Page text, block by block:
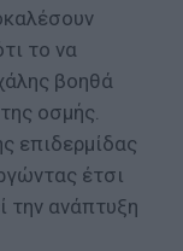
το να
βοηθά
οσμής.
επιδερμίδας
έτσι
την ανάπτυξη